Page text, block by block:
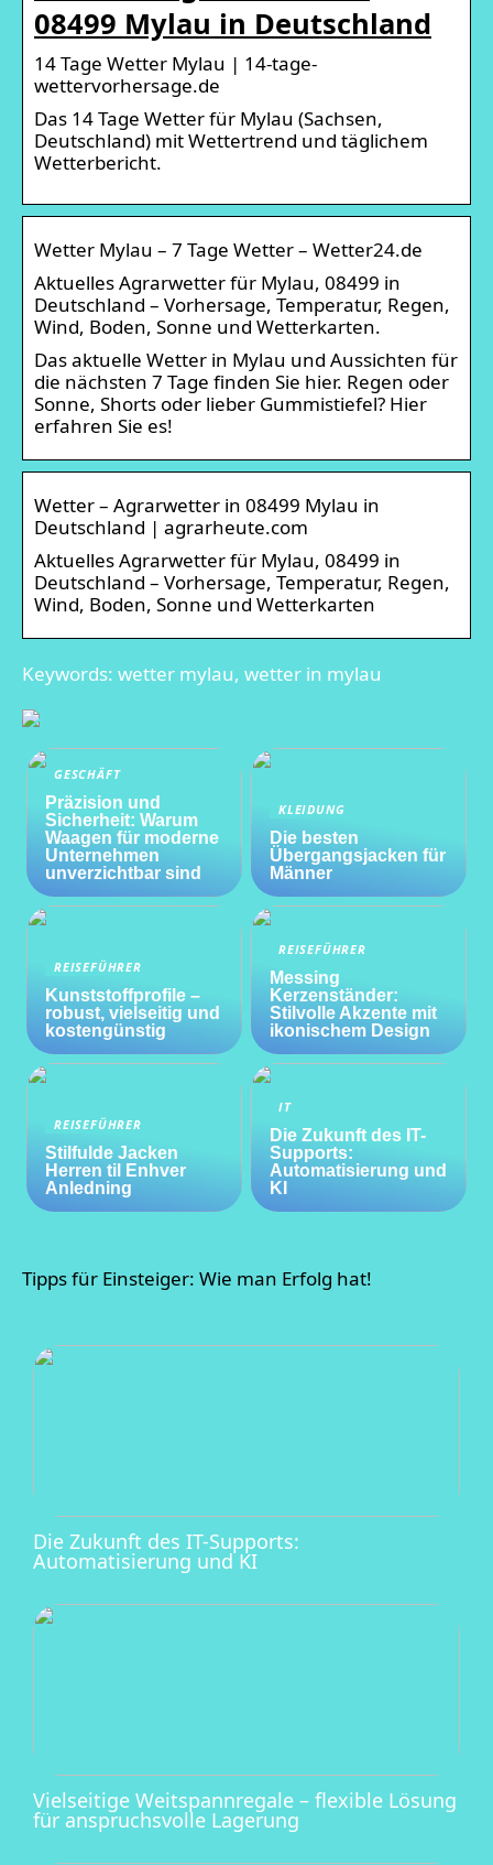
08499 Mylau in Deutschland
14 Tage Wetter Mylau | 14-tage-
wettervorhersage.de
Das 14 Tage Wetter für Mylau (Sachsen,
Deutschland) mit Wettertrend und täglichem
Wetterbericht.
Wetter Mylau – 7 Tage Wetter – Wetter24.de
Aktuelles Agrarwetter für Mylau, 08499 in
Deutschland – Vorhersage, Temperatur, Regen,
Wind, Boden, Sonne und Wetterkarten.
Das aktuelle Wetter in Mylau und Aussichten für
die nächsten 7 Tage finden Sie hier. Regen oder
Sonne, Shorts oder lieber Gummistiefel? Hier
erfahren Sie es!
Wetter – Agrarwetter in 08499 Mylau in
Deutschland | agrarheute.com
Aktuelles Agrarwetter für Mylau, 08499 in
Deutschland – Vorhersage, Temperatur, Regen,
Wind, Boden, Sonne und Wetterkarten
Keywords: wetter mylau, wetter in mylau
GESCHÄFT
Präzision und
Sicherheit: Warum
Waagen für moderne
Unternehmen
unverzichtbar sind
KLEIDUNG
Die besten
Übergangsjacken für
Männer
REISEFÜHRER
Kunststoffprofile –
robust, vielseitig und
kostengünstig
REISEFÜHRER
Messing
Kerzenständer:
Stilvolle Akzente mit
ikonischem Design
REISEFÜHRER
Stilfulde Jacken
Herren til Enhver
Anledning
IT
Die Zukunft des IT-
Supports:
Automatisierung und
KI
Tipps für Einsteiger: Wie man Erfolg hat!
Die Zukunft des IT-Supports:
Automatisierung und KI
Vielseitige Weitspannregale – flexible Lösung
für anspruchsvolle Lagerung